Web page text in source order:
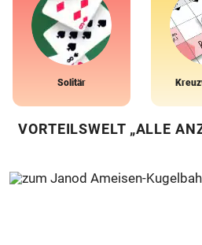
Solitär
VORTEILSWELT „ALLE